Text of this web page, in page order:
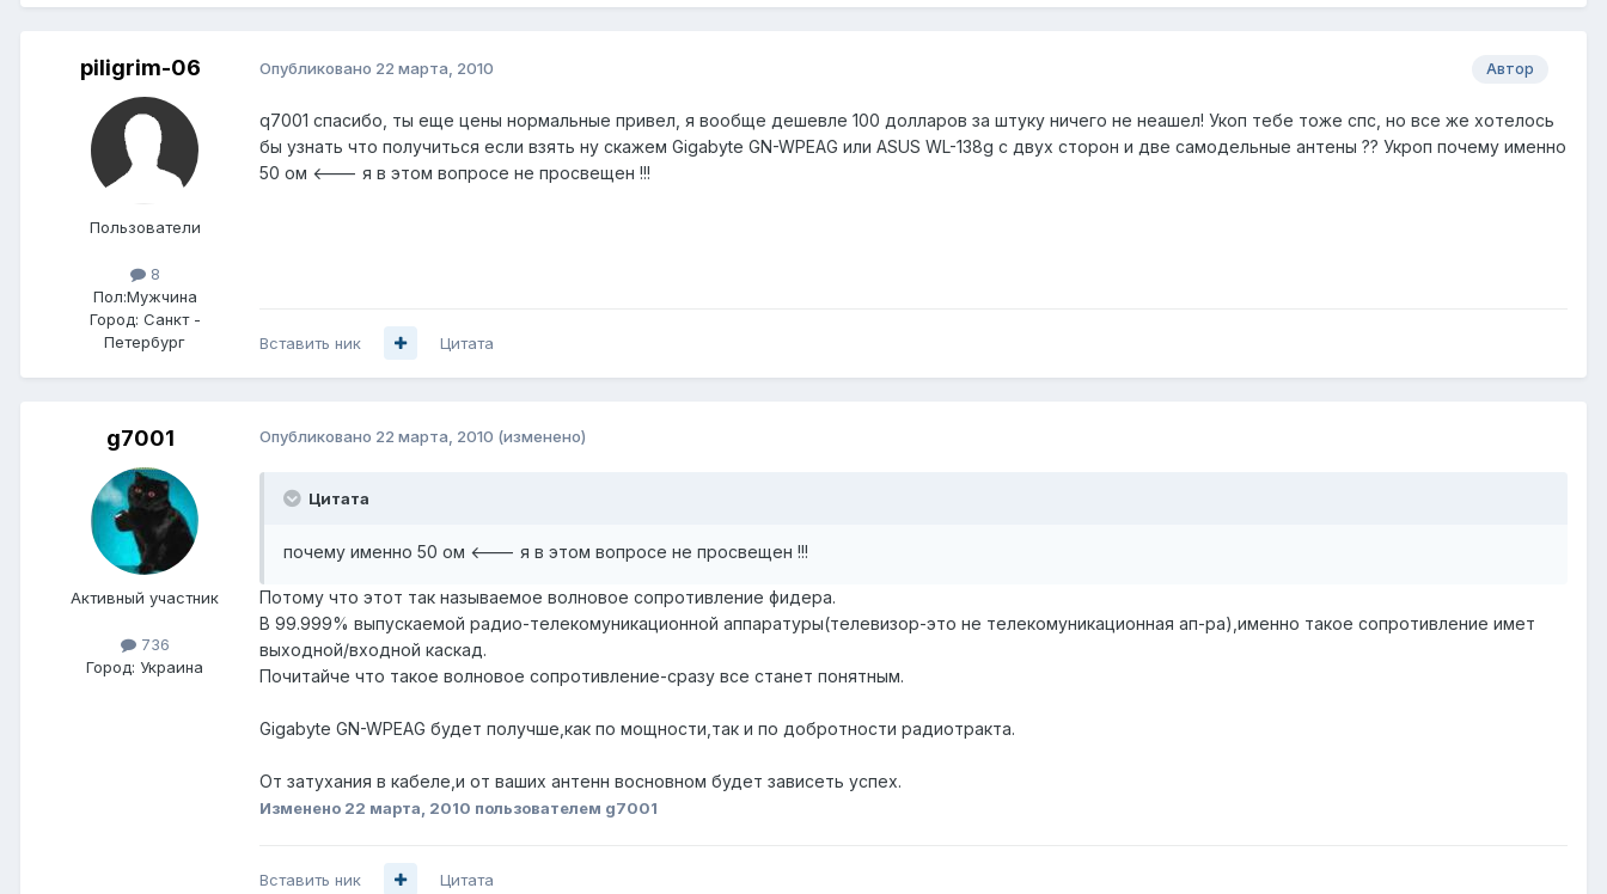
piligrim-06
Пользователи
8
Пол:Мужчина
Город: Санкт -
Петербург
Автор
Опубликовано 22 марта, 2010
q7001 спасибо, ты еще цены нормальные привел, я вообще дешевле 100 долларов за штуку ничего не неашел! Укоп тебе тоже спс, но все же хотелось
бы узнать что получиться если взять ну скажем Gigabyte GN-WPEAG или ASUS WL-138g с двух сторон и две самодельные антены ?? Укроп почему именно
50 ом <--- я в этом вопросе не просвещен !!!
Вставить ник Цитата
g7001
Активный участник
736
Город: Украина
Опубликовано 22 марта, 2010 (изменено)
Цитата
почему именно 50 ом <--- я в этом вопросе не просвещен !!!
Потому что этот так называемое волновое сопротивление фидера.
В 99.999% выпускаемой радио-телекомуникационной аппаратуры(телевизор-это не телекомуникационная ап-ра),именно такое сопротивление имет
выходной/входной каскад.
Почитайче что такое волновое сопротивление-сразу все станет понятным.
Gigabyte GN-WPEAG будет получше,как по мощности,так и по добротности радиотракта.
От затухания в кабеле,и от ваших антенн восновном будет зависеть успех.
Изменено 22 марта, 2010 пользователем g7001
Вставить ник Цитата